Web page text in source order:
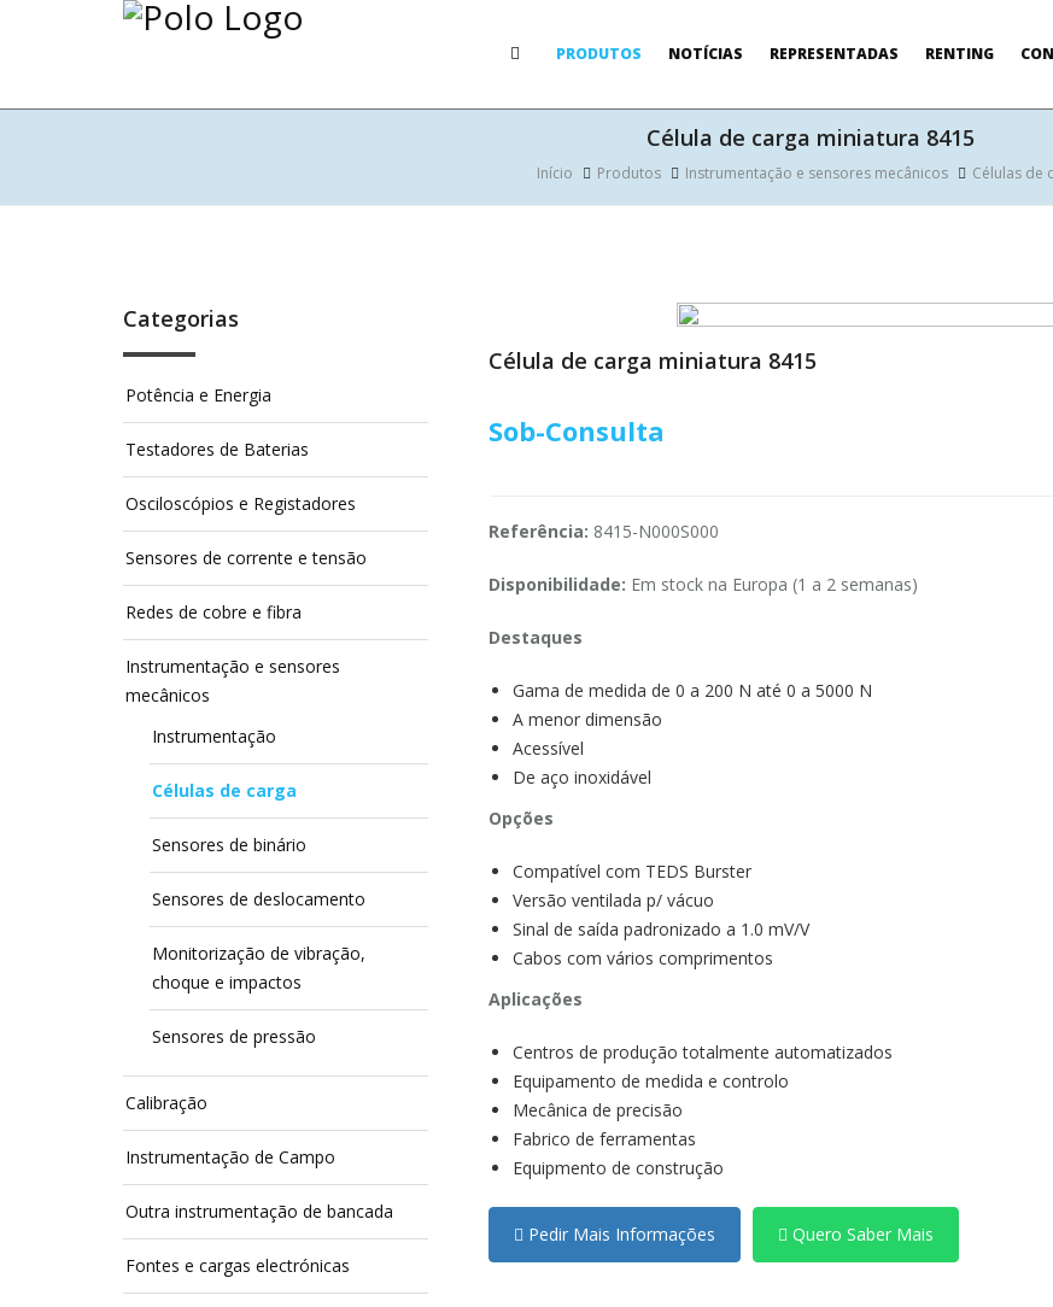
PRODUTOS NOTÍCIAS REPRESENTADAS RENTING
Célula de carga miniatura 8415
Início Produtos Instrumentação e sensores mecânicos Células de
Célula de carga miniatura 8415
Sob-Consulta
Referência: 8415-N000S000
Disponibilidade: Em stock na Europa (1 a 2 semanas)
Destaques
Gama de medida de 0 a 200 N até 0 a 5000 N
A menor dimensão
Acessível
De aço inoxidável
Opções
Compatível com TEDS Burster
Versão ventilada p/ vácuo
Sinal de saída padronizado a 1.0 mV/V
Cabos com vários comprimentos
Aplicações
Centros de produção totalmente automatizados
Equipamento de medida e controlo
Mecânica de precisão
Fabrico de ferramentas
Equipmento de construção
Pedir Mais Informações Quero Saber Mais
Categorias
Potência e Energia
Testadores de Baterias
Osciloscópios e Registadores
Sensores de corrente e tensão
Redes de cobre e fibra
Instrumentação e sensores
mecânicos
Instrumentação
Células de carga
Sensores de binário
Sensores de deslocamento
Monitorização de vibração,
choque e impactos
Sensores de pressão
Calibração
Instrumentação de Campo
Outra instrumentação de bancada
Fontes e cargas electrónicas